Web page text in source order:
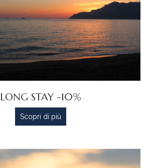
LONG STAY -10%
Scopri di più